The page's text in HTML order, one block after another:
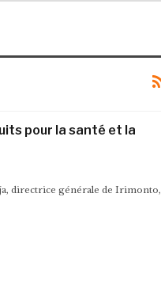
pour la santé et la
directrice générale de Irimonto,